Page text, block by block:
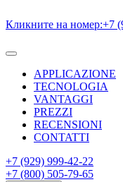
Кликните на номер:+7
APPLICAZIONE
TECNOLOGIA
VANTAGGI
PREZZI
RECENSIONI
CONTATTI
+7 (929) 999-42-22
+7 (800) 505-79-65